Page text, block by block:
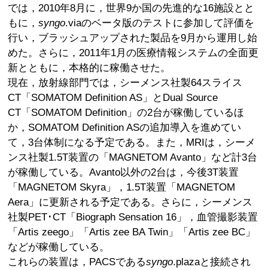
では，2010年8月に，世界9か国の先進的な16施設とと
もに，syngo.viaのベータ版のテストに参加して評価を
行い，ブラッシュアップされた製品を9月から運用し始
めた。さらに，2011年1月の医療情報システムの全面更
新とともに，本格的に稼働させた。
現在，放射線部門では，シーメンス社製64スライス
CT「SOMATOM Definition AS」とDual Source
CT「SOMATOM Definition」の2台が稼働しているほ
か，SOMATOM Definition ASの追加導入を進めてい
て，3台体制になる予定である。また，MRIは，シーメ
ンス社製1.5T装置の「MAGNETOM Avanto」など計3台
が稼働している。Avanto以外の2台は，今後3T装置
「MAGNETOM Skyra」，1.5T装置「MAGNETOM
Aera」に更新される予定である。さらに，シーメンス
社製PET･CT「Biograph Sensation 16」，血管撮影装置
「Artis zeego」「Artis zee BA Twin」「Artis zee BC」
などが稼働している。
これらの装置は，PACSであるsyngo.plazaと接続され